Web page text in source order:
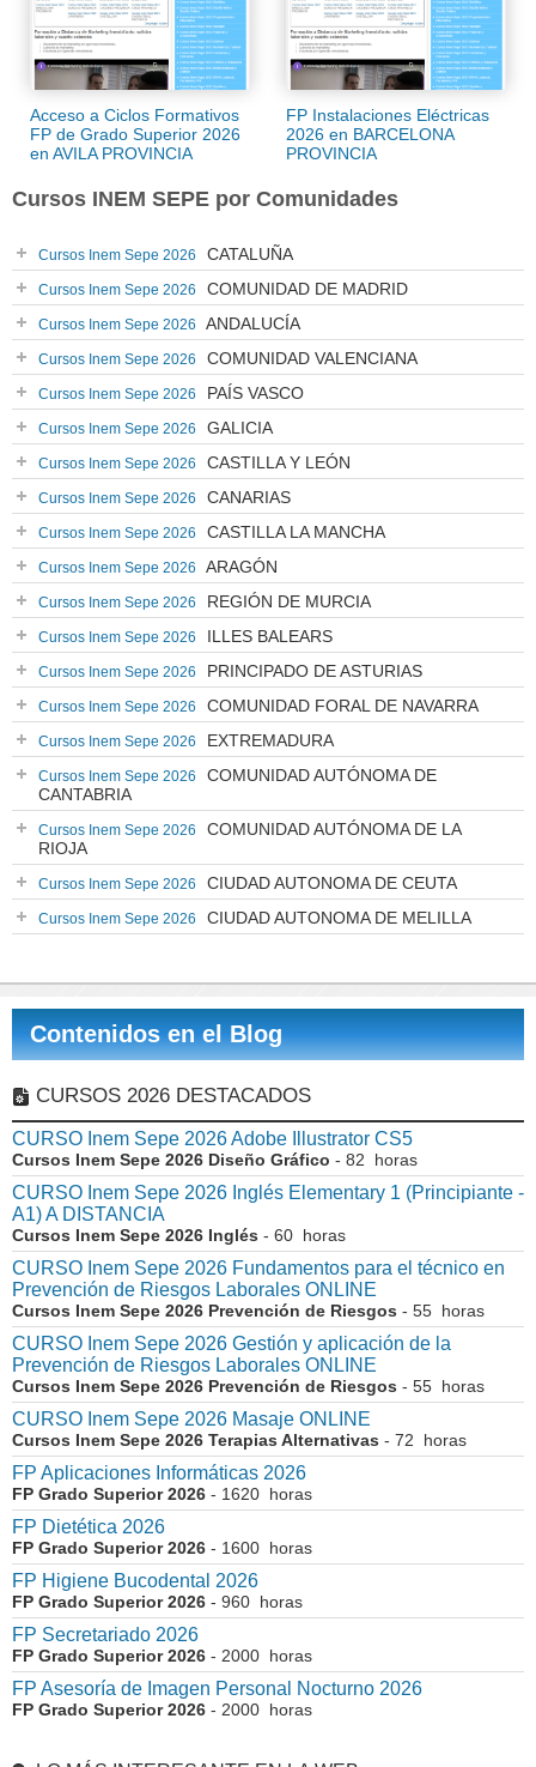
Acceso a Ciclos Formativos
FP de Grado Superior 2026
en AVILA PROVINCIA
FP Instalaciones Eléctricas
2026 en BARCELONA
PROVINCIA
Cursos INEM SEPE por Comunidades
Cursos Inem Sepe 2026 CATALUÑA
Cursos Inem Sepe 2026 COMUNIDAD DE MADRID
Cursos Inem Sepe 2026 ANDALUCÍA
Cursos Inem Sepe 2026 COMUNIDAD VALENCIANA
Cursos Inem Sepe 2026 PAÍS VASCO
Cursos Inem Sepe 2026 GALICIA
Cursos Inem Sepe 2026 CASTILLA Y LEÓN
Cursos Inem Sepe 2026 CANARIAS
Cursos Inem Sepe 2026 CASTILLA LA MANCHA
Cursos Inem Sepe 2026 ARAGÓN
Cursos Inem Sepe 2026 REGIÓN DE MURCIA
Cursos Inem Sepe 2026 ILLES BALEARS
Cursos Inem Sepe 2026 PRINCIPADO DE ASTURIAS
Cursos Inem Sepe 2026 COMUNIDAD FORAL DE NAVARRA
Cursos Inem Sepe 2026 EXTREMADURA
Cursos Inem Sepe 2026
COMUNIDAD AUTÓNOMA DE
CANTABRIA
Cursos Inem Sepe 2026
COMUNIDAD AUTÓNOMA DE LA
RIOJA
Cursos Inem Sepe 2026 CIUDAD AUTONOMA DE CEUTA
Cursos Inem Sepe 2026 CIUDAD AUTONOMA DE MELILLA
Contenidos en el Blog
CURSOS 2026 DESTACADOS
CURSO Inem Sepe 2026 Adobe Illustrator CS5
Cursos Inem Sepe 2026 Diseño Gráfico - 82 horas
CURSO Inem Sepe 2026 Inglés Elementary 1 (Principiante -
A1) A DISTANCIA
Cursos Inem Sepe 2026 Inglés - 60 horas
CURSO Inem Sepe 2026 Fundamentos para el técnico en
Prevención de Riesgos Laborales ONLINE
Cursos Inem Sepe 2026 Prevención de Riesgos - 55 horas
CURSO Inem Sepe 2026 Gestión y aplicación de la
Prevención de Riesgos Laborales ONLINE
Cursos Inem Sepe 2026 Prevención de Riesgos - 55 horas
CURSO Inem Sepe 2026 Masaje ONLINE
Cursos Inem Sepe 2026 Terapias Alternativas - 72 horas
FP Aplicaciones Informáticas 2026
FP Grado Superior 2026 - 1620 horas
FP Dietética 2026
FP Grado Superior 2026 - 1600 horas
FP Higiene Bucodental 2026
FP Grado Superior 2026 - 960 horas
FP Secretariado 2026
FP Grado Superior 2026 - 2000 horas
FP Asesoría de Imagen Personal Nocturno 2026
FP Grado Superior 2026 - 2000 horas